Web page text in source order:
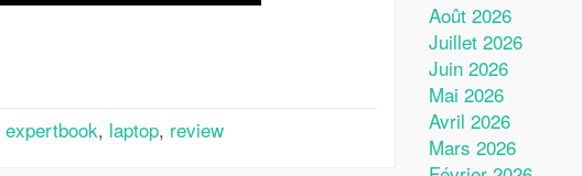
expertbook, laptop, review
Août 2026
Juillet 2026
Juin 2026
Mai 2026
Avril 2026
Mars 2026